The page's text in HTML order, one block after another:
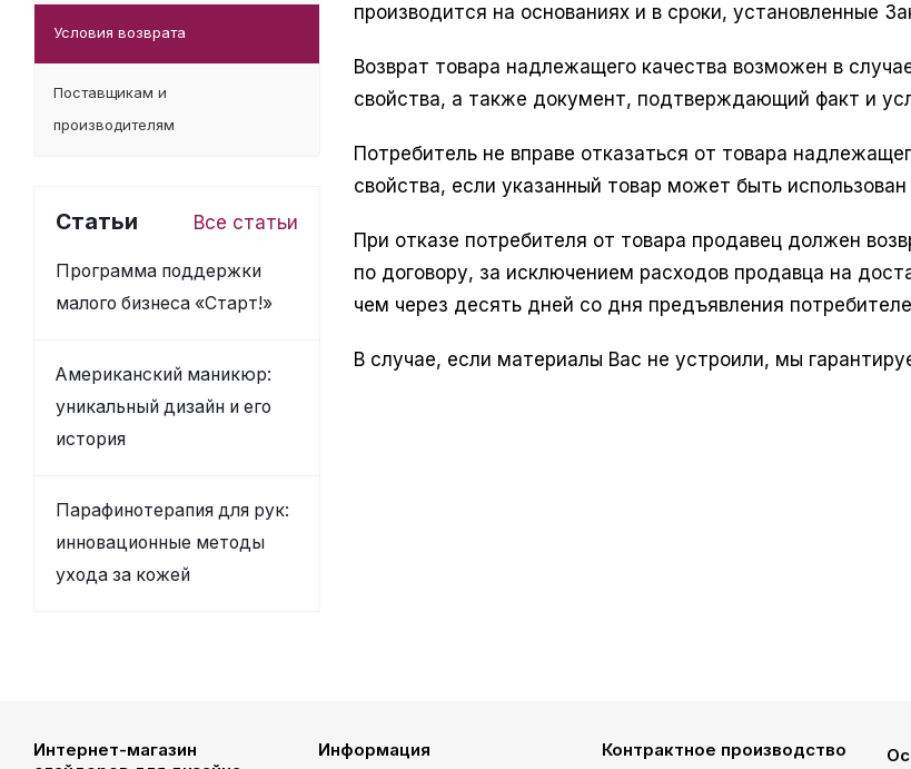
производится на основаниях и в сроки, установленные
Возврат товара надлежащего качества возможен в
свойства, а также документ, подтверждающий факт и
Потребитель не вправе отказаться от товара
свойства, если указанный товар может быть
При отказе потребителя от товара продавец должен
по договору, за исключением расходов продавца на
чем через десять дней со дня предъявления
В случае, если материалы Вас не устроили, мы
Условия возврата
Поставщикам и
производителям
Статьи Все статьи
Программа поддержки
малого бизнеса «Старт!»
Американский маникюр:
уникальный дизайн и его
история
Парафинотерапия для рук:
инновационные методы
ухода за кожей
Интернет-магазин
Информация Контрактное производство